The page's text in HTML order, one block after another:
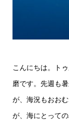
こんにちは。ト
磨です。先週も
が、海況もおお
が、海にとって